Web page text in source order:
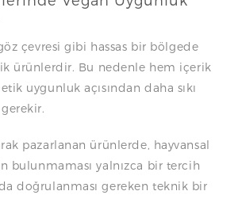
çevresi gibi hassas bir bölgede
ürünlerdir. Bu nedenle hem içerik
uygunluk açısından daha sıkı
pazarlanan ürünlerde, hayvansal
bulunmaması yalnızca bir tercih
doğrulanması gereken teknik bir